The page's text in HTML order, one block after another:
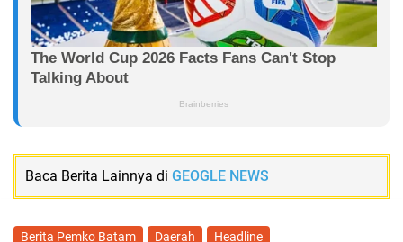
Baca Berita Lainnya di GEOGLE NEWS
Berita Pemko Batam Daerah Headline